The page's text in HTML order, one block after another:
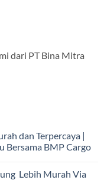
dari PT Bina Mitra
dan Terpercaya |
Bersama BMP Cargo
Lebih Murah Via